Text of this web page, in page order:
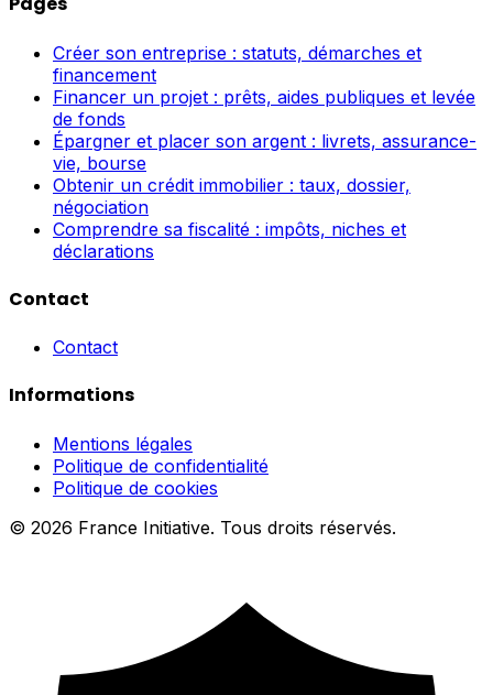
Créer son entreprise : statuts, démarches et
financement
Financer un projet : prêts, aides publiques et levée
de fonds
Épargner et placer son argent : livrets, assurance-
vie, bourse
Obtenir un crédit immobilier : taux, dossier,
négociation
Comprendre sa fiscalité : impôts, niches et
déclarations
Contact
Contact
Informations
Mentions légales
Politique de confidentialité
Politique de cookies
© 2026 France Initiative. Tous droits réservés.